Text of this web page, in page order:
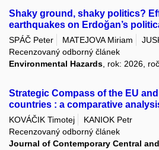
Shaky ground, shaky politics?
earthquakes on Erdoğan’s
SPÁČ Peter MATEJOVA Miriam
Recenzovaný odborný článek
Environmental Hazards , rok: 2026,
Strategic Compass of the EU
countries : a comparative
KOVÁČIK Timotej
KANIOK Petr
Recenzovaný odborný článek
Journal of Contemporary Central